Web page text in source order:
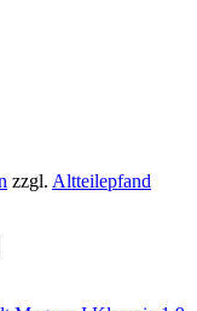
zzgl. Altteilepfand